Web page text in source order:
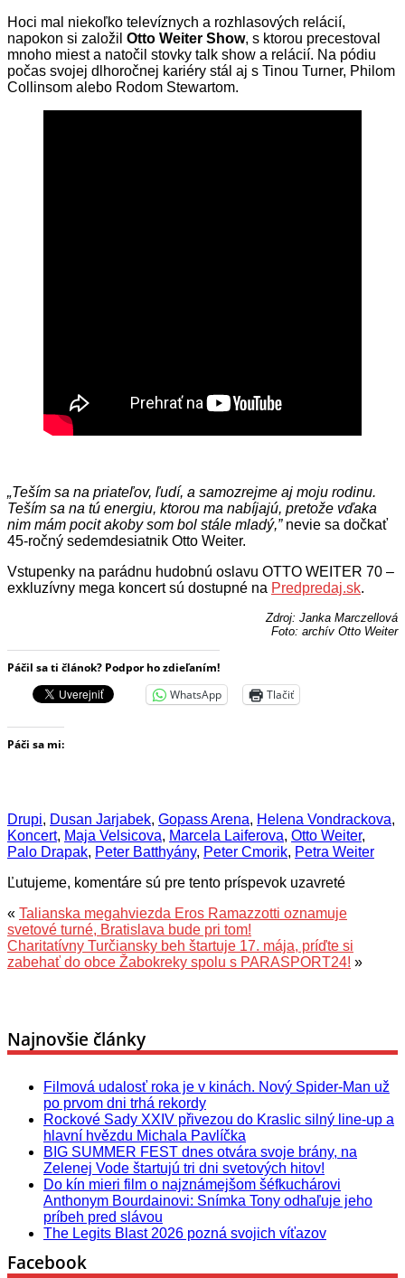
Hoci mal niekoľko televíznych a rozhlasových relácií,
napokon si založil Otto Weiter Show, s ktorou precestoval
mnoho miest a natočil stovky talk show a relácií. Na pódiu
počas svojej dlhoročnej kariéry stál aj s Tinou Turner, Philom
Collinsom alebo Rodom Stewartom.
„Teším sa na priateľov, ľudí, a samozrejme aj moju rodinu.
Teším sa na tú energiu, ktorou ma nabíjajú, pretože vďaka
nim mám pocit akoby som bol stále mladý,”nevie sa dočkať
45-ročný sedemdesiatnik Otto Weiter.
Vstupenky na parádnu hudobnú oslavu OTTO WEITER 70 –
exkluzívny mega koncert sú dostupné na Predpredaj.sk.
Zdroj: Janka Marczellová
Foto: archív Otto Weiter
Páčil sa ti článok? Podpor ho zdieľaním!
WhatsApp
Tlačiť
Páči sa mi:
Drupi, Dusan Jarjabek, Gopass Arena, Helena Vondrackova,
Koncert, Maja Velsicova, Marcela Laiferova, Otto Weiter,
Palo Drapak, Peter Batthyány, Peter Cmorik, Petra Weiter
Ľutujeme, komentáre sú pre tento príspevok uzavreté
« Talianska megahviezda Eros Ramazzotti oznamuje
svetové turné, Bratislava bude pri tom!
Charitatívny Turčiansky beh štartuje 17. mája, príďte si
zabehať do obce Žabokreky spolu s PARASPORT24! »
Najnovšie články
Filmová udalosť roka je v kinách. Nový Spider-Man už
po prvom dni trhá rekordy
Rockové Sady XXIV přivezou do Kraslic silný line‑up a
hlavní hvězdu Michala Pavlíčka
BIG SUMMER FEST dnes otvára svoje brány, na
Zelenej Vode štartujú tri dni svetových hitov!
Do kín mieri film o najznámejšom šéfkuchárovi
Anthonym Bourdainovi: Snímka Tony odhaľuje jeho
príbeh pred slávou
The Legits Blast 2026 pozná svojich víťazov
Facebook